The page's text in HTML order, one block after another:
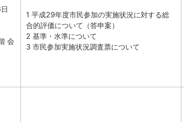
会
1 平成29年度市民参加の実施状況に対する総
合的評価について（答申案）
2 基準・水準について
3 市民参加実施状況調査票について